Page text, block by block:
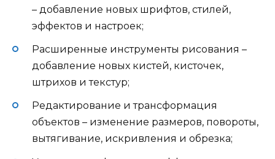
– добавление новых шрифтов, стилей,
эффектов и настроек;
Расширенные инструменты рисования –
добавление новых кистей, кисточек,
штрихов и текстур;
Редактирование и трансформация
объектов – изменение размеров, повороты,
вытягивание, искривления и обрезка;